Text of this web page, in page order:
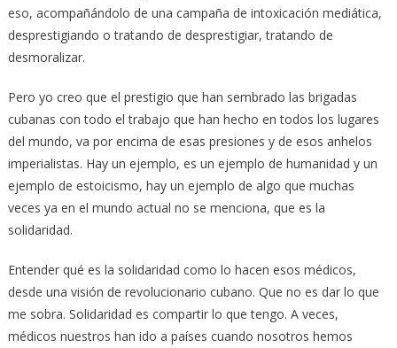
eso, acompañándolo de una campaña de intoxicación mediática,
desprestigiando o tratando de desprestigiar, tratando de
desmoralizar.
Pero yo creo que el prestigio que han sembrado las brigadas
cubanas con todo el trabajo que han hecho en todos los lugares
del mundo, va por encima de esas presiones y de esos anhelos
imperialistas. Hay un ejemplo, es un ejemplo de humanidad y un
ejemplo de estoicismo, hay un ejemplo de algo que muchas
veces ya en el mundo actual no se menciona, que es la
solidaridad.
Entender qué es la solidaridad como lo hacen esos médicos,
desde una visión de revolucionario cubano. Que no es dar lo que
me sobra. Solidaridad es compartir lo que tengo. A veces,
médicos nuestros han ido a países cuando nosotros hemos